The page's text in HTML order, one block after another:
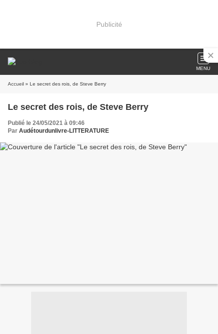
Publicité
MENU
Accueil » Le secret des rois, de Steve Berry
Le secret des rois, de Steve Berry
Publié le 24/05/2021 à 09:46
Par Audétourdunlivre-LITTERATURE